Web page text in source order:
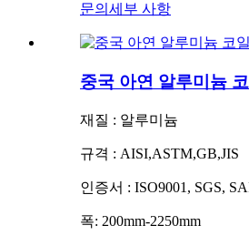
문의 세부 사항
중국 아연 알루미늄
재질 : 알루미늄
규격 : AISI,ASTM,GB,JIS
인증서 : ISO9001, SGS,
폭: 200mm-2250mm